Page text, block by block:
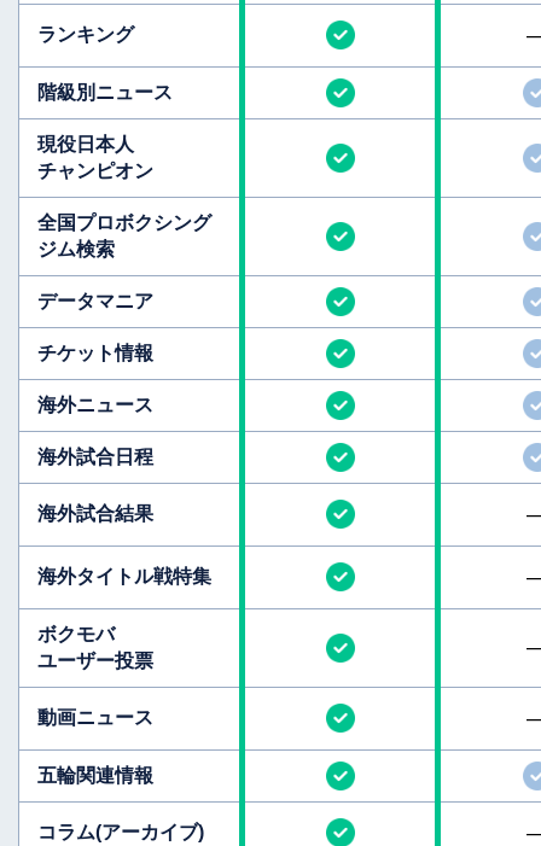
ランキング
階級別ニュース
現役日本人
チャンピオン
全国プロボクシング
ジム検索
データマニア
チケット情報
海外ニュース
海外試合日程
海外試合結果
海外タイトル戦特集
ボクモバ
ユーザー投票
動画ニュース
五輪関連情報
コラム(アーカイブ)